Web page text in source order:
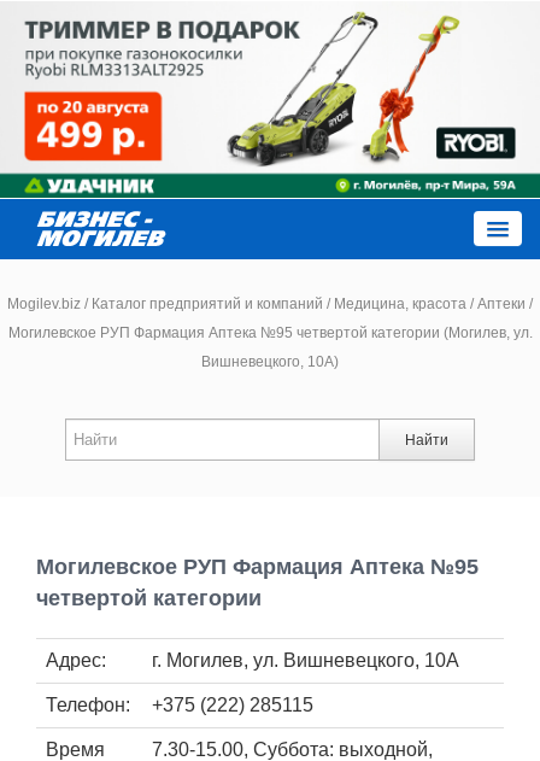
Новости
Работа
Объявления
Транспорт
Mogilev.biz / Каталог предприятий и компаний / Медицина, красота / Аптеки /
Могилевское РУП Фармация Аптека №95 четвертой категории (Могилев, ул.
Вишневецкого, 10А)
Найти
Могилевское РУП Фармация Аптека №95
четвертой категории
Адрес: г. Могилев, ул. Вишневецкого, 10А
Телефон: +375 (222) 285115
Время
7.30-15.00, Суббота: выходной,